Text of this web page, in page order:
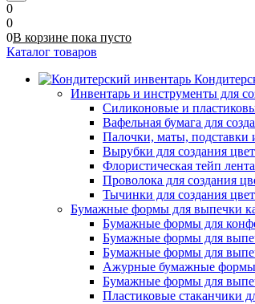
0
0
0В корзине пока пусто
Каталог товаров
Инвентарь и инструменты для
Силиконовые и
Вафельная бумага для
Палочки, маты, подставки
Вырубки для создания
Флористическая тейп
Проволока для создания
Тычинки для создания
Бумажные формы для выпечки
Бумажные формы для
Бумажные формы для
Бумажные формы для
Ажурные бумажные
Бумажные формы для
Пластиковые стаканчики